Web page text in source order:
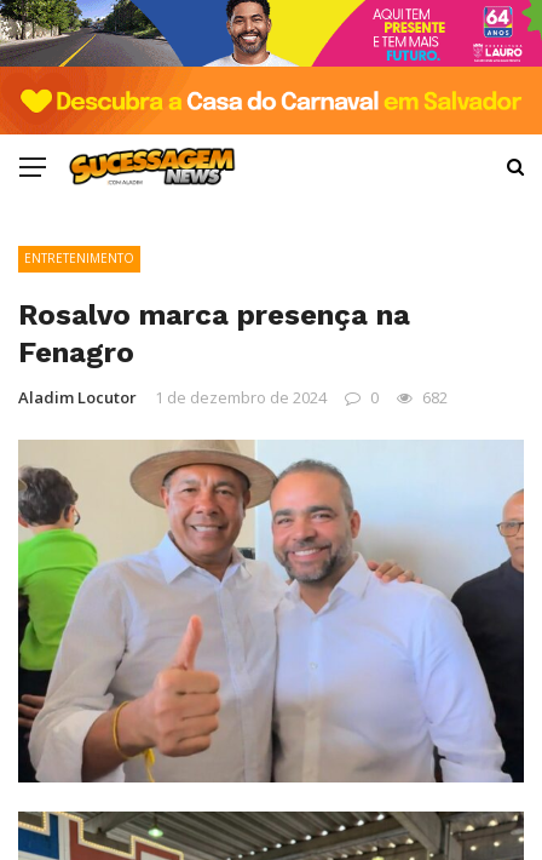
ENTRETENIMENTO
Rosalvo marca presença na
Fenagro
Aladim Locutor 1 de dezembro de 2024 0 682